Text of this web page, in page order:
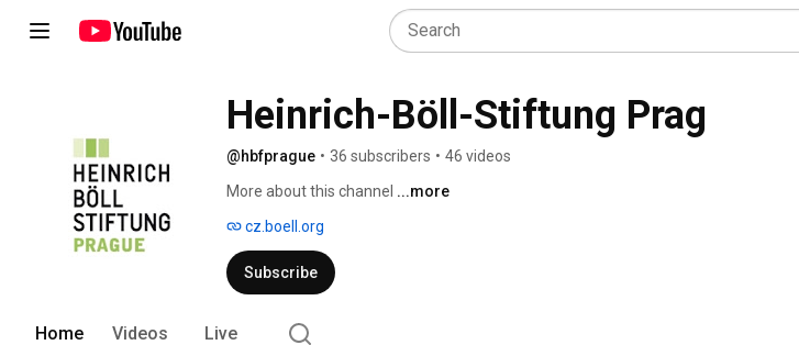
Heinrich-Böll-Stiftung Prag
@hbfprague • 36 subscribers • 46 videos
More about this channel ...more
cz.boell.org
Subscribe
Home Videos Live